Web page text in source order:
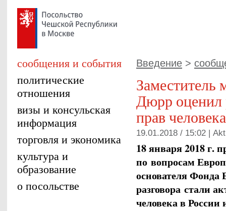
Введение >
Заместитель
Дюрр оценил
прав человека
19.01.2018 / 15:02 |
18 января 2018 г.
по вопросам
основателя Фонда
разговора стали
человека в
сообщения и события
политические
отношения
визы и консульская
информация
торговля и экономика
культура и
образование
о посольстве